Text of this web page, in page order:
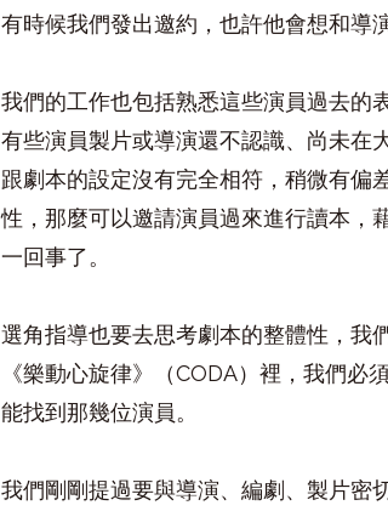
有時候我們發出邀約，也許他會想和導
我們的工作也包括熟悉這些演員過去的
有些演員製片或導演還不認識、尚未在
跟劇本的設定沒有完全相符，稍微有偏
性，那麼可以邀請演員過來進行讀本，
一回事了。
選角指導也要去思考劇本的整體性，我
《樂動心旋律》（CODA）裡，我們必
能找到那幾位演員。
我們剛剛提過要與導演、編劇、製片密